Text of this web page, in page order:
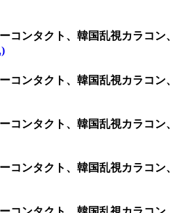
コンタクト、韓国乱視カラコン、
コンタクト、韓国乱視カラコン、
コンタクト、韓国乱視カラコン、
コンタクト、韓国乱視カラコン、